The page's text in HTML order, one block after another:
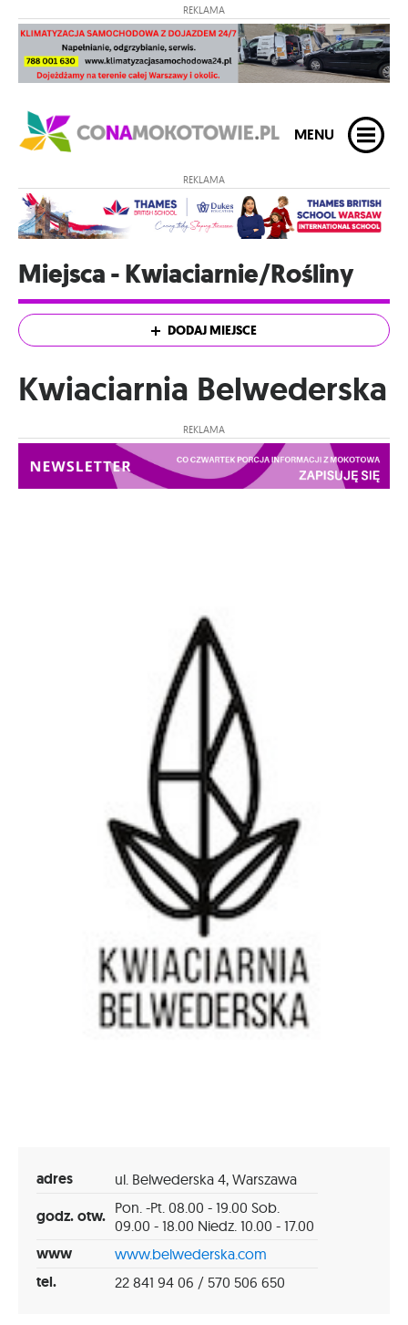
REKLAMA
MENU
REKLAMA
Miejsca - Kwiaciarnie/Rośliny
DODAJ MIEJSCE
Kwiaciarnia Belwederska
REKLAMA
adres ul. Belwederska 4, Warszawa
godz. otw. Pon. -Pt. 08.00 - 19.00 Sob.
09.00 - 18.00 Niedz. 10.00 - 17.00
www www.belwederska.com
tel. 22 841 94 06 / 570 506 650